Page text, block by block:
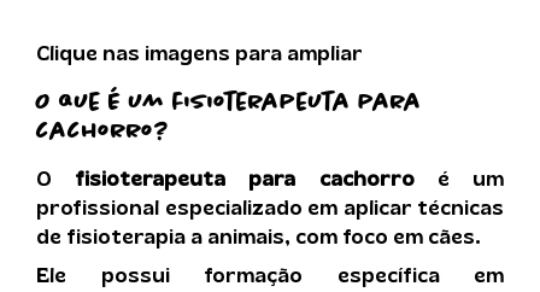
Clique nas imagens para ampliar
O que é um fisioterapeuta para
cachorro?
O fisioterapeuta para cachorroé um
profissional especializado em aplicar técnicas
de fisioterapia a animais, com foco em cães.
Ele possui formação específica em